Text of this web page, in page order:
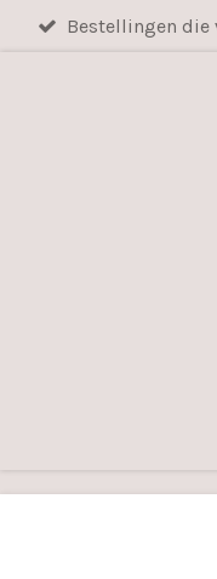
Bestellingen die